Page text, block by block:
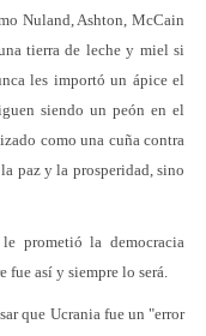
Nuland, Ashton, McCain
tierra de leche y miel si
les importó un ápice el
siendo un peón en el
como una cuña contra
paz y la prosperidad, sino
prometió la democracia
fue así y siempre lo será.
que Ucrania fue un "error